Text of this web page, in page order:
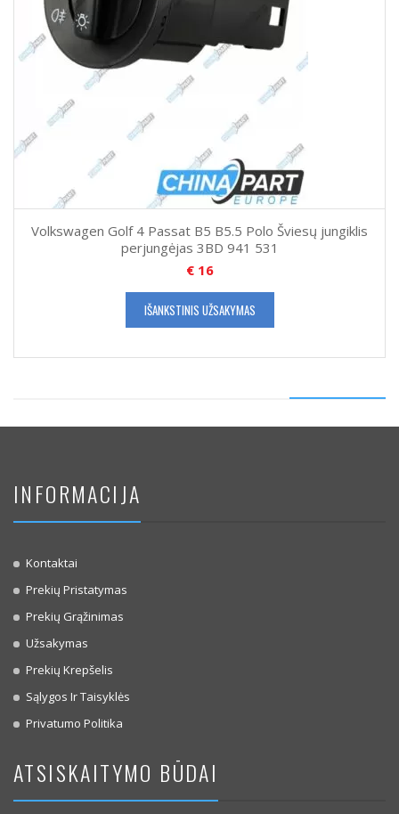
Volkswagen Golf 4 Passat B5 B5.5 Polo Šviesų jungiklis
perjungėjas 3BD 941 531
€16
IŠANKSTINIS UŽSAKYMAS
INFORMACIJA
Kontaktai
Prekių Pristatymas
Prekių Grąžinimas
Užsakymas
Prekių Krepšelis
Sąlygos Ir Taisyklės
Privatumo Politika
ATSISKAITYMO BŪDAI